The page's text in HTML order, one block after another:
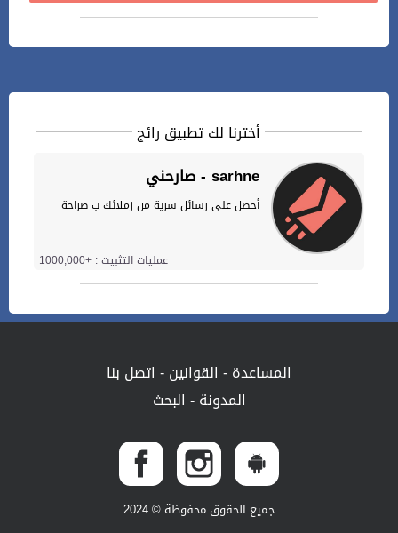
أخترنا لك تطبيق رائج
صارحني - sarhne
أحصل على رسائل سرية من زملائك ب صراحة
عمليات التثبيت : +1000,000
المساعدة- القوانين- اتصل بنا
المدونة- البحث
جميع الحقوق محفوظة © 2024